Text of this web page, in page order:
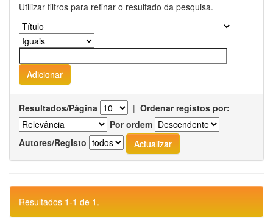
Utilizar filtros para refinar o resultado da pesquisa.
Resultados/Página | Ordenar registos por:
Por ordem
Autores/Registo
Resultados 1-1 de 1.